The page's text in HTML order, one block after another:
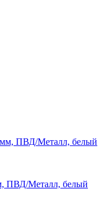
ПВД/Металл, белый